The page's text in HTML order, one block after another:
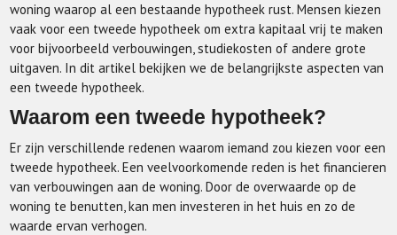
woning waarop al een bestaande hypotheek rust. Mensen kiezen
vaak voor een tweede hypotheek om extra kapitaal vrij te maken
voor bijvoorbeeld verbouwingen, studiekosten of andere grote
uitgaven. In dit artikel bekijken we de belangrijkste aspecten van
een tweede hypotheek.
Waarom een tweede hypotheek?
Er zijn verschillende redenen waarom iemand zou kiezen voor een
tweede hypotheek. Een veelvoorkomende reden is het financieren
van verbouwingen aan de woning. Door de overwaarde op de
woning te benutten, kan men investeren in het huis en zo de
waarde ervan verhogen.